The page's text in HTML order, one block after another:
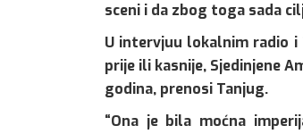
sceni i da zbog toga sada
U intervjuu lokalnim radio i
prije ili kasnije, Sjedinjene
godina, prenosi Tanjug.
“Ona je bila moćna